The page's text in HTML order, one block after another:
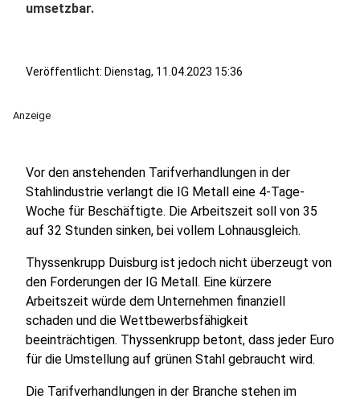
umsetzbar.
Veröffentlicht: Dienstag, 11.04.2023 15:36
Anzeige
Vor den anstehenden Tarifverhandlungen in der
Stahlindustrie verlangt die IG Metall eine 4-Tage-
Woche für Beschäftigte. Die Arbeitszeit soll von 35
auf 32 Stunden sinken, bei vollem Lohnausgleich.
Thyssenkrupp Duisburg ist jedoch nicht überzeugt von
den Forderungen der IG Metall. Eine kürzere
Arbeitszeit würde dem Unternehmen finanziell
schaden und die Wettbewerbsfähigkeit
beeinträchtigen. Thyssenkrupp betont, dass jeder Euro
für die Umstellung auf grünen Stahl gebraucht wird.
Die Tarifverhandlungen in der Branche stehen im